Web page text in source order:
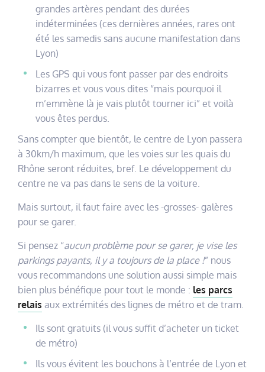
grandes artères pendant des durées
indéterminées (ces dernières années, rares ont
été les samedis sans aucune manifestation dans
Lyon)
Les GPS qui vous font passer par des endroits
bizarres et vous vous dites “mais pourquoi il
m’emmène là je vais plutôt tourner ici” et voilà
vous êtes perdus.
Sans compter que bientôt, le centre de Lyon passera
à 30km/h maximum, que les voies sur les quais du
Rhône seront réduites, bref. Le développement du
centre ne va pas dans le sens de la voiture.
Mais surtout, il faut faire avec les -grosses- galères
pour se garer.
Si pensez “aucun problème pour se garer, je vise les
parkings payants, il y a toujours de la place !” nous
vous recommandons une solution aussi simple mais
bien plus bénéfique pour tout le monde : les parcs
relais aux extrémités des lignes de métro et de tram.
Ils sont gratuits (il vous suffit d’acheter un ticket
de métro)
Ils vous évitent les bouchons à l’entrée de Lyon et